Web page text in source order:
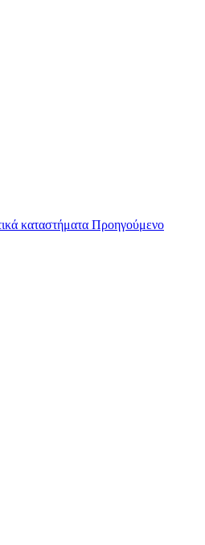
καταστήματα Προηγούμενο